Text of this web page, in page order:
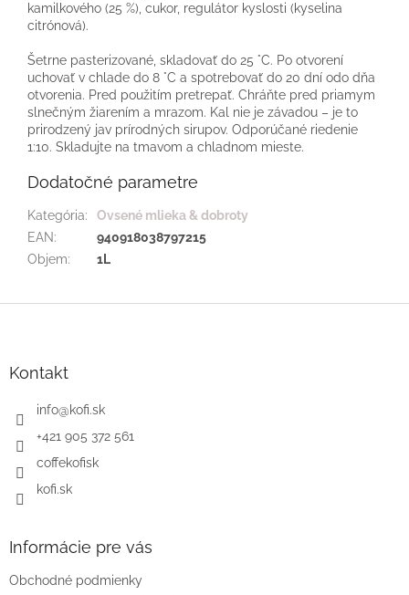
kamilkového (25 %), cukor, regulátor kyslosti (kyselina
citrónová).
Šetrne pasterizované, skladovať do 25 °C. Po otvorení
uchovať v chlade do 8 °C a spotrebovať do 20 dní odo dňa
otvorenia. Pred použitím pretrepať. Chráňte pred priamym
slnečným žiarením a mrazom. Kal nie je závadou – je to
prirodzený jav prírodných sirupov. Odporúčané riedenie
1:10. Skladujte na tmavom a chladnom mieste.
Dodatočné parametre
Kategória:
Ovsené mlieka & dobroty
EAN:
940918038797215
Objem: 1L
Kontakt
info@kofi.sk
+421 905 372 561
coffekofisk
kofi.sk
Informácie pre vás
Obchodné podmienky